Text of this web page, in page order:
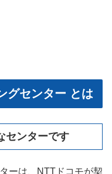
グセンター とは
センターです
ーは、NTTドコモが契